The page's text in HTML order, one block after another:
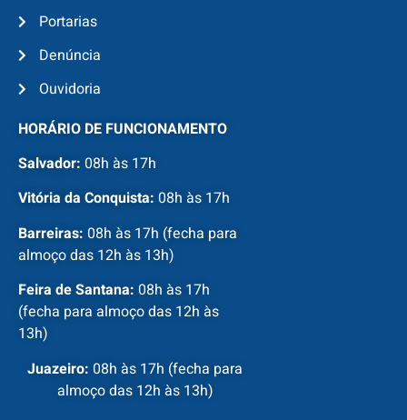
Portarias
Denúncia
Ouvidoria
HORÁRIO DE FUNCIONAMENTO
Salvador: 08h às 17h
Vitória da Conquista: 08h às 17h
Barreiras: 08h às 17h (fecha para
almoço das 12h às 13h)
Feira de Santana: 08h às 17h
(fecha para almoço das 12h às
13h)
Juazeiro: 08h às 17h (fecha para
almoço das 12h às 13h)